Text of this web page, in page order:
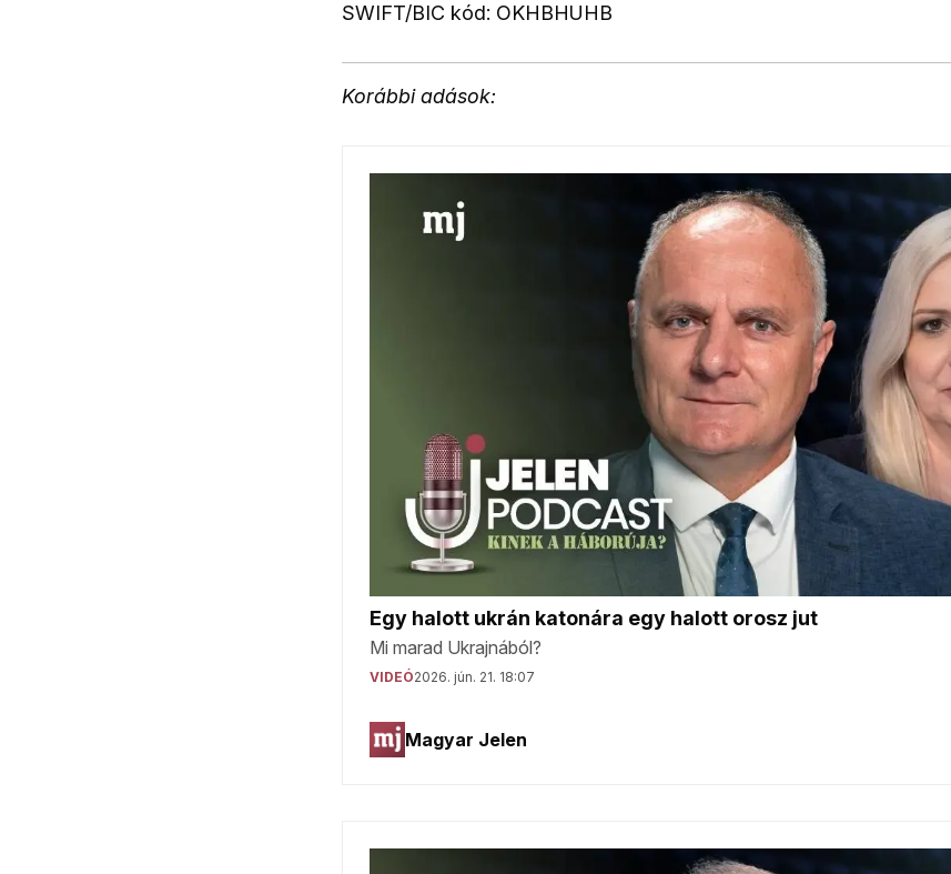
SWIFT/BIC kód: OKHBHUHB
Korábbi adások: